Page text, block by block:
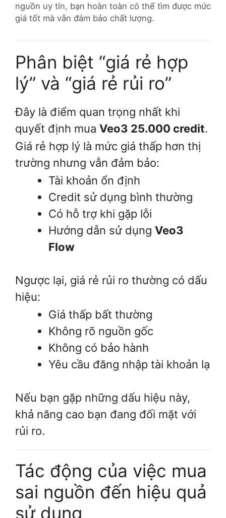
nguồn uy tín, bạn hoàn toàn có thể tìm được mức
giá tốt mà vẫn đảm bảo chất lượng.
Phân biệt “giá rẻ hợp
lý” và “giá rẻ rủi ro”
Đây là điểm quan trọng nhất khi
quyết định mua Veo3 25.000 credit.
Giá rẻ hợp lý là mức giá thấp hơn thị
trường nhưng vẫn đảm bảo:
Tài khoản ổn định
Credit sử dụng bình thường
Có hỗ trợ khi gặp lỗi
Hướng dẫn sử dụng Veo3
Flow
Ngược lại, giá rẻ rủi ro thường có dấu
hiệu:
Giá thấp bất thường
Không rõ nguồn gốc
Không có bảo hành
Yêu cầu đăng nhập tài khoản lạ
Nếu bạn gặp những dấu hiệu này,
khả năng cao bạn đang đối mặt với
rủi ro.
Tác động của việc mua
sai nguồn đến hiệu quả
sử dụng